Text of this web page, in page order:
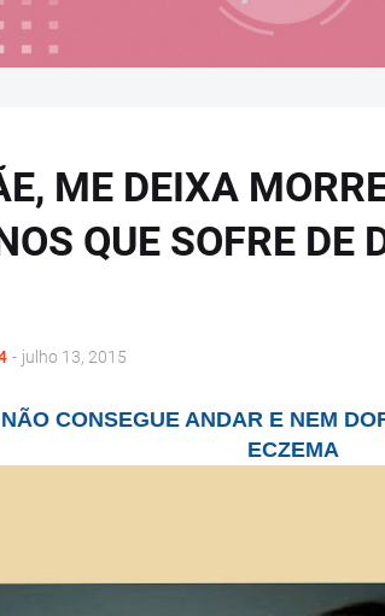
ME DEIXA
QUE SOFRE DE
- julho 13, 2015
CONSEGUE ANDAR E NEM
ECZEMA